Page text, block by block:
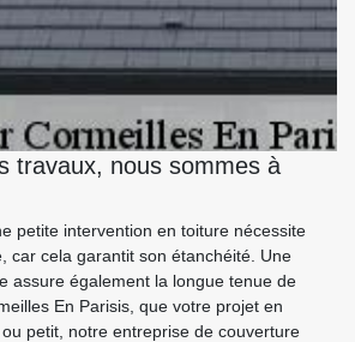
travaux, nous sommes à
petite intervention en toiture nécessite
car cela garantit son étanchéité. Une
assure également la longue tenue de
En Parisis, que votre projet en
petit, notre entreprise de couverture